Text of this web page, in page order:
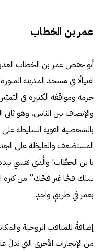
عمر بن الخطاب
أبو حفصعمر بن الخطاب
حزمه ومواقفه الكثيرة في
والإنصاف بين الناس، وهو ثاني
بالشخصية القوية السليطة
المستضعف والغليظة على
يا بن الخطَّاب! والَّذي نفسي
سلك فجًّا غير فجِّك” من كثرة
بعمر في طريقٍ واحدٍ.
إضافةً للمناقب الروحية
من الإنجازات الأخرى التي تدلّ